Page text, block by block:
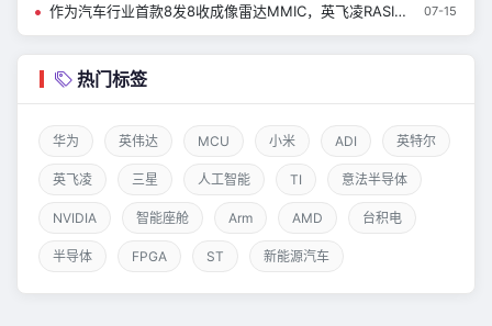
作为汽车行业首款8发8收成像雷达MMIC，英飞凌RASIC™ CTRX8188F实现量产，加速中央式架构雷达的发展 07-15
热门标签
华为 英伟达 MCU 小米 ADI 英特尔
英飞凌 三星 人工智能 TI 意法半导体
NVIDIA 智能座舱 Arm AMD 台积电
半导体 FPGA ST 新能源汽车